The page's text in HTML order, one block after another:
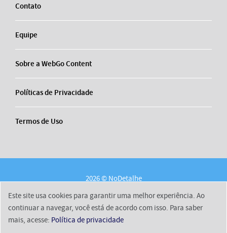
Contato
Equipe
Sobre a WebGo Content
Políticas de Privacidade
Termos de Uso
2026 © NoDetalhe
Sobre a WebGo Content
Políticas de Privacidade
Termos de Uso
Este site usa cookies para garantir uma melhor experiência. Ao
continuar a navegar, você está de acordo com isso. Para saber
mais, acesse: Política de privacidade